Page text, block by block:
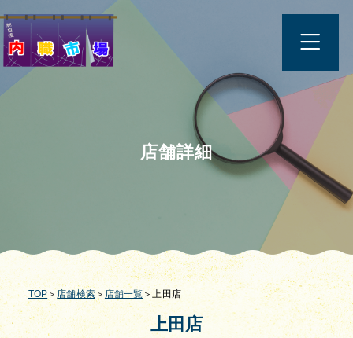
店舗詳細
TOP ＞ 店舗検索＞ 店舗一覧 ＞上田店
上田店